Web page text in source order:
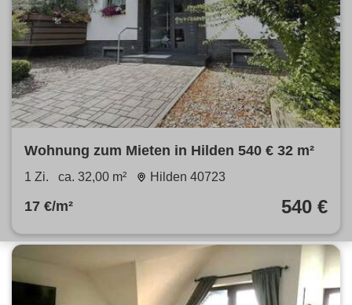
Wohnung zum Mieten in Hilden 540 € 32 m²
1 Zi. ca. 32,00 m² Hilden 40723
17 €/m² 540 €